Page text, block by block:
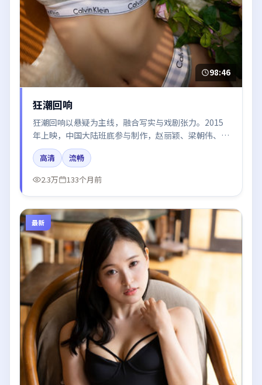
98:46
狂潮回响
狂潮回响以悬疑为主线，融合写实与戏剧张力。2015
年上映，中国大陆班底参与制作，赵丽颖、梁朝伟、段
奕宏、朱一龙在片中呈现细腻表演，影像风格统一，配
乐与剪辑强化了情绪曲线。
高清
流畅
2.3万
133个月前
最新